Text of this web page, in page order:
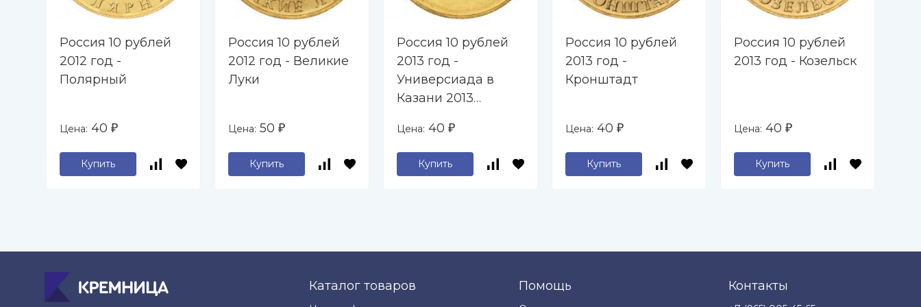
Россия 10 рублей
2012 год -
Полярный
Цена: 40 ₽
Купить
Россия 10 рублей
2012 год - Великие
Луки
Цена: 50 ₽
Купить
Россия 10 рублей
2013 год -
Универсиада в
Казани 2013
Цена: 40 ₽
Купить
Россия 10 рублей
2013 год -
Кронштадт
Цена: 40 ₽
Купить
Россия 10 рублей
2013 год - Козельск
Цена: 40 ₽
Купить
Каталог товаров Помощь Контакты